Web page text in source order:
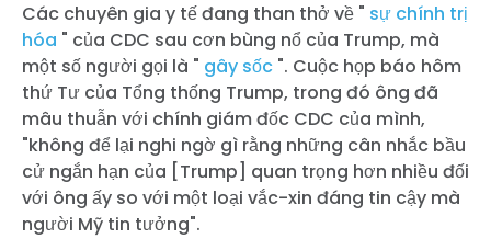
Các chuyên gia y tế đang than thở về " sự chính trị
hóa " của CDC sau cơn bùng nổ của Trump, mà
một số người gọi là " gây sốc ". Cuộc họp báo hôm
thứ Tư của Tổng thống Trump, trong đó ông đã
mâu thuẫn với chính giám đốc CDC của mình,
"không để lại nghi ngờ gì rằng những cân nhắc bầu
cử ngắn hạn của [Trump] quan trọng hơn nhiều đối
với ông ấy so với một loại vắc-xin đáng tin cậy mà
người Mỹ tin tưởng".